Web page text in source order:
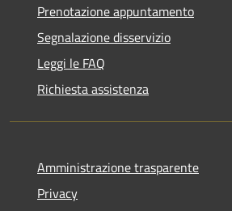
Prenotazione appuntamento
Segnalazione disservizio
Leggi le FAQ
Richiesta assistenza
Amministrazione trasparente
Privacy